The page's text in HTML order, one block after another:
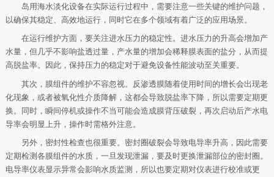
岛用海水淡化设备在实际运行过程中，需要注意一些关键的维护问题，
以确保其稳定、高效地运行，同时它在多个领域有着广泛的应用场景。
在运行维护方面，要关注进水压力的稳定性。进水压力的升高会增加产
水量，但几乎不影响盐透过量，产水量的增加会稀释膜表面的盐分，从而提
高脱盐率。因此，保持压力的稳定对于避免设备性能波动至关重要。
其次，膜组件的维护不容忽视。反渗透膜随着使用时间的增长会出现老
化现象，或者被氧化性介质降解，这都会导致脱盐率下降，所以需要定期更
换。同时，瞬间停机或操作不当可能会造成膜背压破裂，再次启动后产水电
导率会明显上升，操作时需格外注意。
另外，密封性检查也很重要。密封圈破裂会导致电导率升高，因此需要
定期检测各膜组件的水质，一旦发现泄漏，要及时更换泄漏部位的密封圈。
电导率仪表显示异常会影响水质监测，所以也要定期对仪表进行校准或更